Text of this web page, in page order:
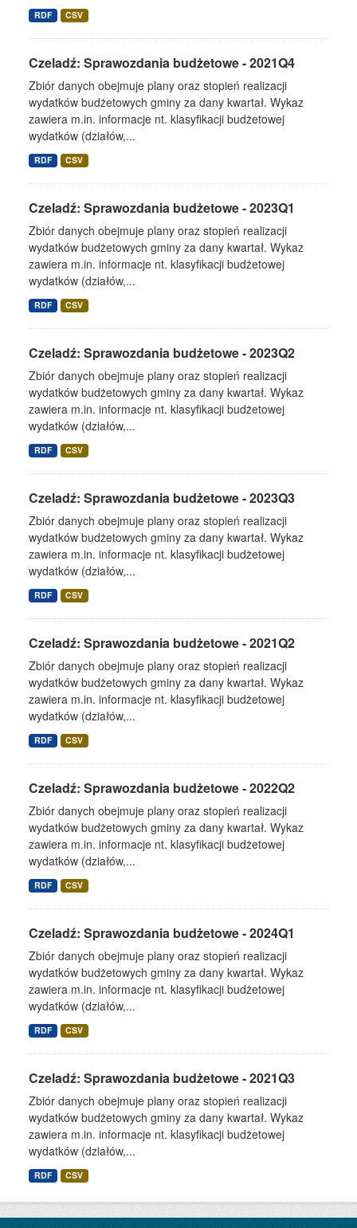
RDF CSV
Czeladź: Sprawozdania budżetowe - 2021Q4
Zbiór danych obejmuje plany oraz stopień realizacji
wydatków budżetowych gminy za dany kwartał. Wykaz
zawiera m.in. informacje nt. klasyfikacji budżetowej
wydatków (działów,...
RDF CSV
Czeladź: Sprawozdania budżetowe - 2023Q1
Zbiór danych obejmuje plany oraz stopień realizacji
wydatków budżetowych gminy za dany kwartał. Wykaz
zawiera m.in. informacje nt. klasyfikacji budżetowej
wydatków (działów,...
RDF CSV
Czeladź: Sprawozdania budżetowe - 2023Q2
Zbiór danych obejmuje plany oraz stopień realizacji
wydatków budżetowych gminy za dany kwartał. Wykaz
zawiera m.in. informacje nt. klasyfikacji budżetowej
wydatków (działów,...
RDF CSV
Czeladź: Sprawozdania budżetowe - 2023Q3
Zbiór danych obejmuje plany oraz stopień realizacji
wydatków budżetowych gminy za dany kwartał. Wykaz
zawiera m.in. informacje nt. klasyfikacji budżetowej
wydatków (działów,...
RDF CSV
Czeladź: Sprawozdania budżetowe - 2021Q2
Zbiór danych obejmuje plany oraz stopień realizacji
wydatków budżetowych gminy za dany kwartał. Wykaz
zawiera m.in. informacje nt. klasyfikacji budżetowej
wydatków (działów,...
RDF CSV
Czeladź: Sprawozdania budżetowe - 2022Q2
Zbiór danych obejmuje plany oraz stopień realizacji
wydatków budżetowych gminy za dany kwartał. Wykaz
zawiera m.in. informacje nt. klasyfikacji budżetowej
wydatków (działów,...
RDF CSV
Czeladź: Sprawozdania budżetowe - 2024Q1
Zbiór danych obejmuje plany oraz stopień realizacji
wydatków budżetowych gminy za dany kwartał. Wykaz
zawiera m.in. informacje nt. klasyfikacji budżetowej
wydatków (działów,...
RDF CSV
Czeladź: Sprawozdania budżetowe - 2021Q3
Zbiór danych obejmuje plany oraz stopień realizacji
wydatków budżetowych gminy za dany kwartał. Wykaz
zawiera m.in. informacje nt. klasyfikacji budżetowej
wydatków (działów,...
RDF CSV